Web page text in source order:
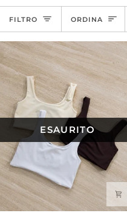
FILTRO ORDINA
ESAURITO